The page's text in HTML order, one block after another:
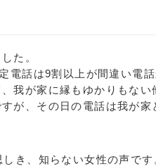
た。
話は9割以上が間違い電
我が家に縁もゆかりもない
が、その日の電話は我が家
き、知らない女性の声です